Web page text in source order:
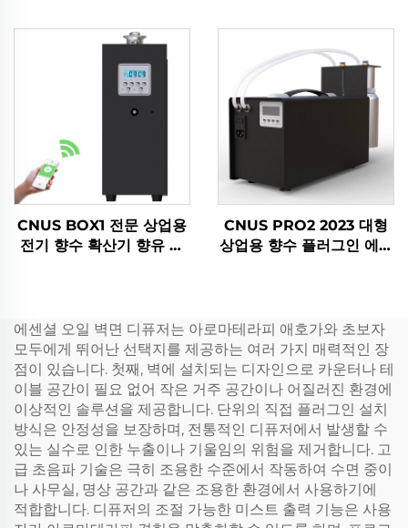
향기 유분기 기계 시스템
CNUS BOX1 전문 상업용
전기 향수 확산기 향유 향
CNUS PRO2 2023 대형
상업용 향수 플러그인 에어
에센셜 오일 벽면 디퓨저는 아로마테라피 애호가와 초보자
모두에게 뛰어난 선택지를 제공하는 여러 가지 매력적인 장
점이 있습니다. 첫째, 벽에 설치되는 디자인으로 카운터나 테
이블 공간이 필요 없어 작은 거주 공간이나 어질러진 환경에
이상적인 솔루션을 제공합니다. 단위의 직접 플러그인 설치
방식은 안정성을 보장하며, 전통적인 디퓨저에서 발생할 수
있는 실수로 인한 누출이나 기울임의 위험을 제거합니다. 고
급 초음파 기술은 극히 조용한 수준에서 작동하여 수면 중이
나 사무실, 명상 공간과 같은 조용한 환경에서 사용하기에
적합합니다. 디퓨저의 조절 가능한 미스트 출력 기능은 사용